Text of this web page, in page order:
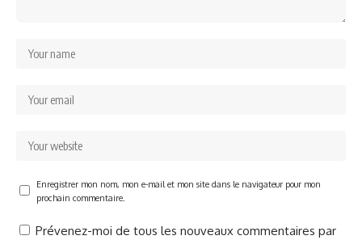
Enregistrer mon nom, mon e-mail et mon site dans le navigateur pour mon
prochain commentaire.
Prévenez-moi de tous les nouveaux commentaires par